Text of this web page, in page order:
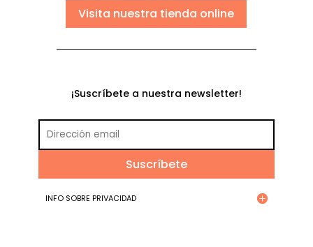
Visita nuestra tienda online
¡Suscríbete a nuestra newsletter!
Suscríbete
INFO SOBRE PRIVACIDAD